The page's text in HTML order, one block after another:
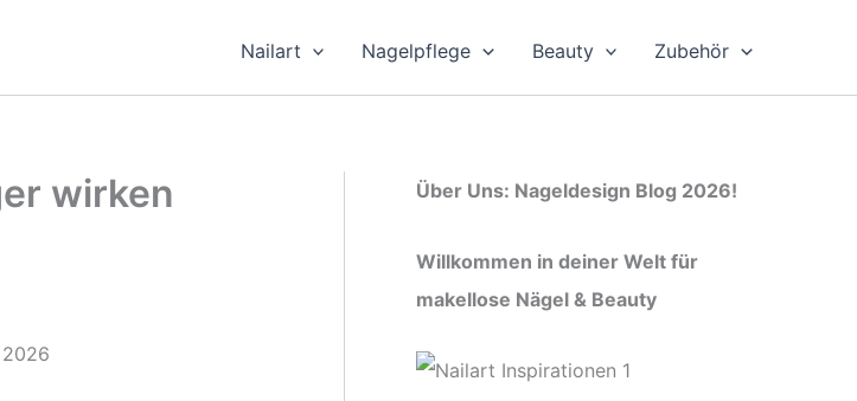
Nailart Nagelpflege Beauty Zubehör
wirken
Über Uns: Nageldesign Blog 2026!
Willkommen in deiner Welt für
makellose Nägel & Beauty